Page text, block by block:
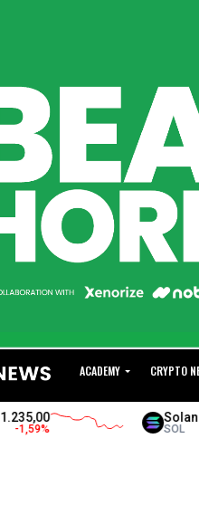
ACADEMY CRYPTO
SolanaIDR
SOL